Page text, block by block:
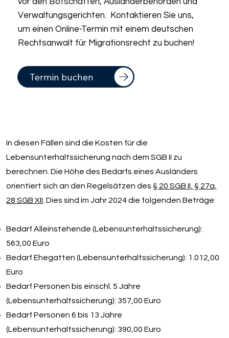
Verwaltungsgerichten. Kontaktieren Sie uns,
um einen Online-Termin mit einem deutschen
Rechtsanwalt für Migrationsrecht zu buchen!
Termin buchen
In diesen Fällen sind die Kosten für die
Lebensunterhaltssicherung nach dem SGB II zu
berechnen. Die Höhe des Bedarfs eines Ausländers
orientiert sich an den Regelsätzen des§ 20 SGB II, § 27a,
28 SGB XII . Dies sind im Jahr 2024 die folgenden Beträge:
Bedarf Alleinstehende (Lebensunterhaltssicherung):
563,00 Euro
Bedarf Ehegatten (Lebensunterhaltssicherung): 1.012,00
Euro
Bedarf Personen bis einschl. 5 Jahre
(Lebensunterhaltssicherung): 357,00 Euro
Bedarf Personen 6 bis 13 Jahre
(Lebensunterhaltssicherung): 390,00 Euro